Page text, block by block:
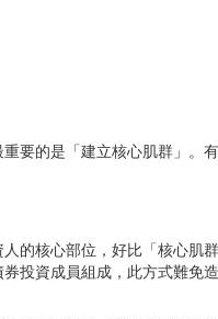
要的是「建立核心肌群」。
的核心部位，好比「核心肌
投資成員組成，此方式難免